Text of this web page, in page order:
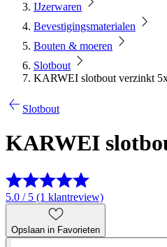
IJzerwaren
Bevestigingsmaterialen
Bouten & moeren
Slotbout
KARWEI slotbout verzinkt
Slotbout
KARWEI
5.0 / 5 (1 klantreview)
Opslaan in Favorieten